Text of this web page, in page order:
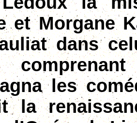
et Morgane
dans
les
la